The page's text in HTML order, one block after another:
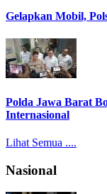
Gelapkan Mobil,
Polda Jawa Barat
Internasional
Lihat Semua ....
Nasional